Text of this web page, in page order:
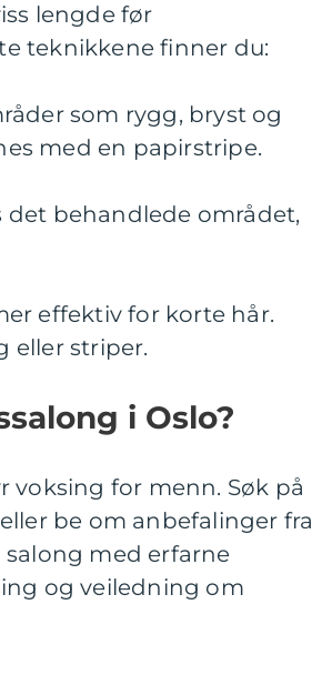
lengde før
teknikkene finner du:
som rygg, bryst og
med en papirstripe.
det behandlede området,
effektiv for korte hår.
eller striper.
i Oslo?
voksing for menn. Søk på
be om anbefalinger fra
med erfarne
og veiledning om